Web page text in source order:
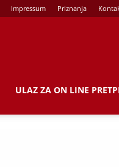
Impressum Priznanja
ULAZ ZA ON LINE